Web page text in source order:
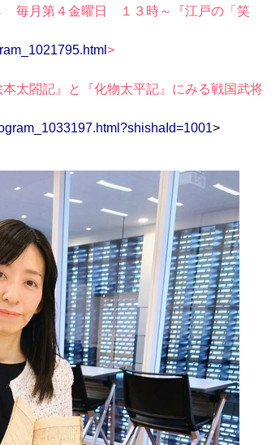
毎月第４金曜日 １３時～『江戸の「笑
>
太閤記』と『化物太平記』にみる戦国武将
>